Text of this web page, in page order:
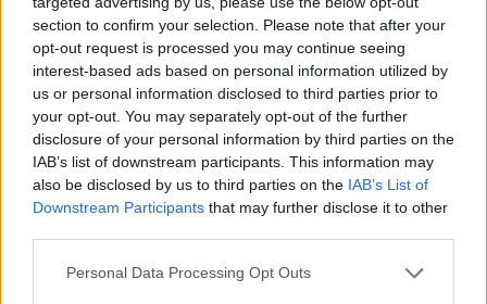
section to confirm your selection. Please note that after your
opt-out request is processed you may continue seeing
interest-based ads based on personal information utilized by
us or personal information disclosed to third parties prior to
your opt-out. You may separately opt-out of the further
disclosure of your personal information by third parties on the
IAB’s list of downstream participants. This information may
also be disclosed by us to third parties on the IAB’s List of
Downstream Participants that may further disclose it to other
Personal Data Processing Opt Outs
Οι ξεχωριστές καλοκαιρινές προτάσεις του
Clementine Chios